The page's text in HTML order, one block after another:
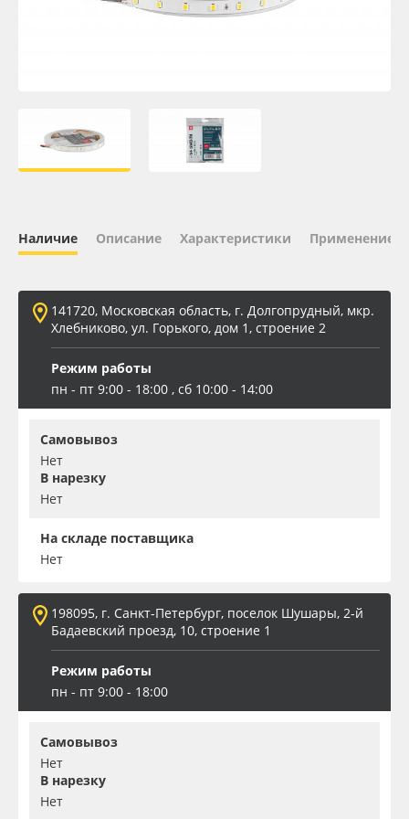
Плёнка монтажная Oratape
ПЭТ листовой
Баннер
Заготовки для сувениров
Наличие Описание Характеристики Применение
141720, Московская область, г. Долгопрудный, мкр.
Хлебниково, ул. Горького, дом 1, строение 2
Режим работы
пн - пт 9:00 - 18:00 , сб 10:00 - 14:00
Самовывоз
Нет
В нарезку
Нет
На складе поставщика
Нет
198095, г. Санкт-Петербург, поселок Шушары, 2-й
Бадаевский проезд, 10, строение 1
Режим работы
пн - пт 9:00 - 18:00
Самовывоз
Нет
В нарезку
Нет